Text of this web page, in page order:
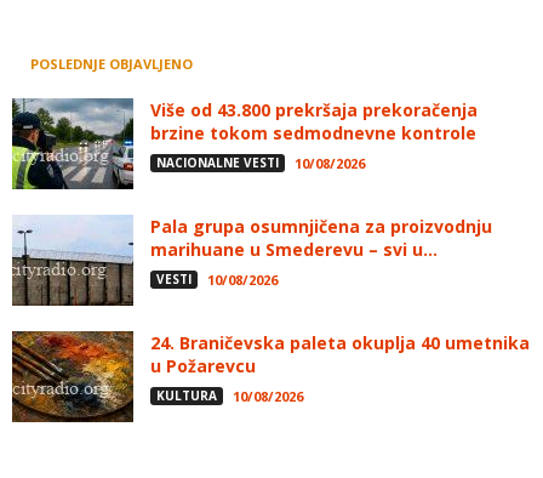
POSLEDNJE OBJAVLJENO
Više od 43.800 prekršaja prekoračenja
brzine tokom sedmodnevne kontrole
NACIONALNE VESTI 10/08/2026
Pala grupa osumnjičena za proizvodnju
marihuane u Smederevu – svi u...
VESTI 10/08/2026
24. Braničevska paleta okuplja 40 umetnika
u Požarevcu
KULTURA 10/08/2026